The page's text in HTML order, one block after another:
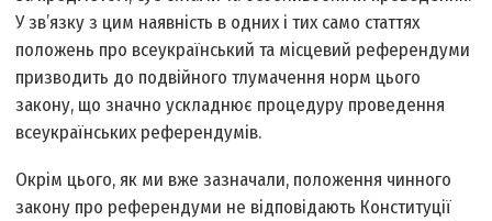
У зв’язку з цим наявність в одних і тих само статтях
положень про всеукраїнський та місцевий референдуми
призводить до подвійного тлумачення норм цього
закону, що значно ускладнює процедуру проведення
всеукраїнських референдумів.
Окрім цього, як ми вже зазначали, положення чинного
закону про референдуми не відповідають Конституції